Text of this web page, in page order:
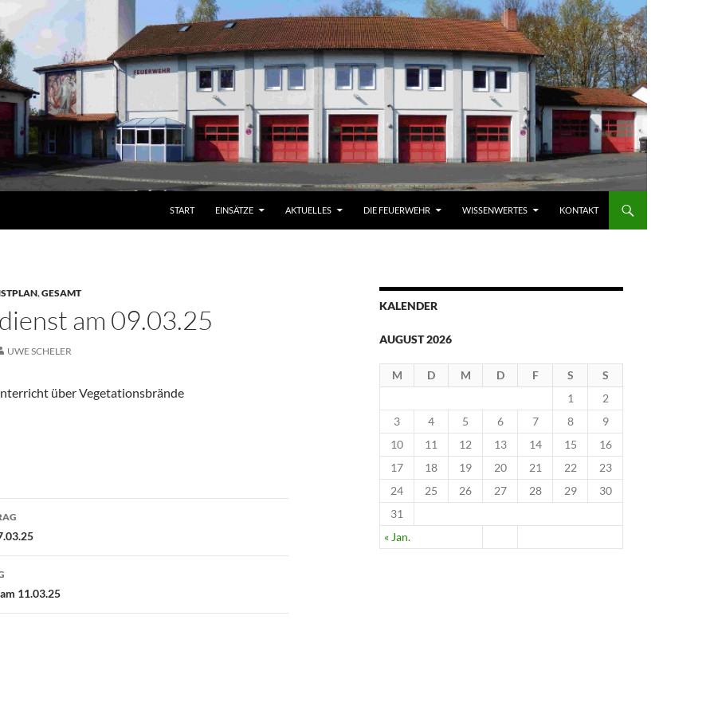
START EINSÄTZE AKTUELLES DIE FEUERWEHR WISSENWERTES KONTAKT
,GESAMT
am 09.03.25
UWE SCHELER
über Vegetationsbrände
11.03.25
KALENDER
AUGUST 2026
M D M D F S S
« Jan.
1
2
3
4 5 6 7 8
9
10
11 12 13 14 15
16
17
18 19 20 21 22
23
24
25 26 27 28 29
30
31